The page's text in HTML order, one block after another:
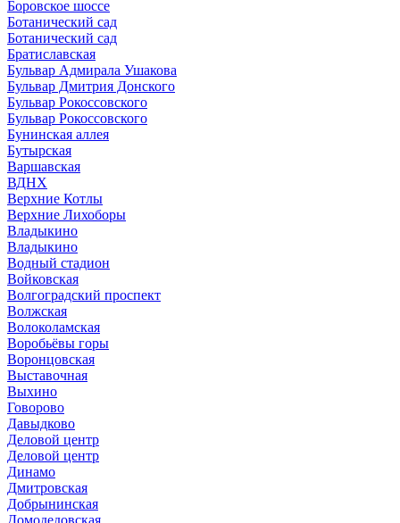
Боровское шоссе
Ботанический сад
Ботанический сад
Братиславская
Бульвар Адмирала Ушакова
Бульвар Дмитрия Донского
Бульвар Рокоссовского
Бульвар Рокоссовского
Бунинская аллея
Бутырская
Варшавская
ВДНХ
Верхние Котлы
Верхние Лихоборы
Владыкино
Владыкино
Водный стадион
Войковская
Волгоградский проспект
Волжская
Волоколамская
Воробьёвы горы
Воронцовская
Выставочная
Выхино
Говорово
Давыдково
Деловой центр
Деловой центр
Динамо
Дмитровская
Добрынинская
Домодедовская